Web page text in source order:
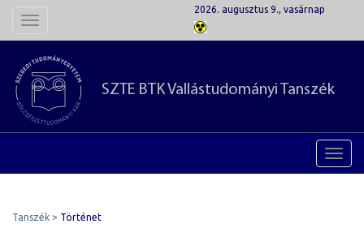
Toggle
2026. augusztus 9., vasárnap
SZTE BTKVallástudományi Tanszék
Tanszék Történet